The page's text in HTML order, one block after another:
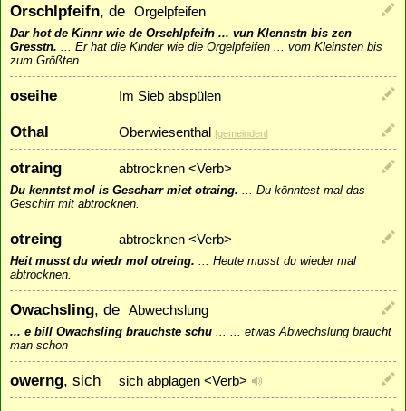
Orschlpfeifn, de Orgelpfeifen
Dar hot de Kinnr wie de Orschlpfeifn ... vun Klennstn bis zen
Gresstn.
Er hat die Kinder wie die Orgelpfeifen ... vom Kleinsten bis
zum Größten.
oseihe Im Sieb abspülen
Othal Oberwiesenthal [gemeinden]
otraing abtrocknen <Verb>
Du kenntst mol is Gescharr miet otraing.
Du könntest mal das
Geschirr mit abtrocknen.
otreing abtrocknen <Verb>
Heit musst du wiedr mol otreing.
Heute musst du wieder mal
abtrocknen.
Owachsling, de Abwechslung
... e bill Owachsling brauchste schu
... etwas Abwechslung braucht
man schon
owerng, sich sich abplagen <Verb>